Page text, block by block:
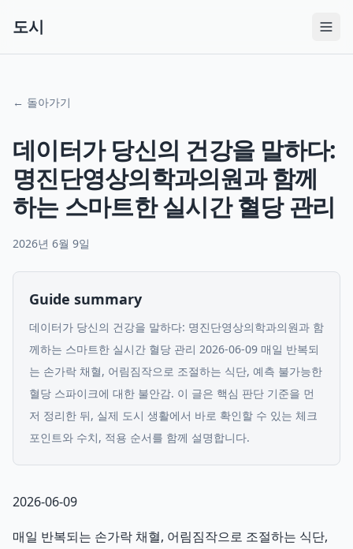
도시
← 돌아가기
데이터가 당신의 건강을 말하다:
명진단영상의학과의원과 함께
하는 스마트한 실시간 혈당 관리
2026년 6월 9일
Guide summary
데이터가 당신의 건강을 말하다: 명진단영상의학과의원과 함
께하는 스마트한 실시간 혈당 관리 2026-06-09 매일 반복되
는 손가락 채혈, 어림짐작으로 조절하는 식단, 예측 불가능한
혈당 스파이크에 대한 불안감. 이 글은 핵심 판단 기준을 먼
저 정리한 뒤, 실제 도시 생활에서 바로 확인할 수 있는 체크
포인트와 수치, 적용 순서를 함께 설명합니다.
2026-06-09
매일 반복되는 손가락 채혈, 어림짐작으로 조절하는 식단,